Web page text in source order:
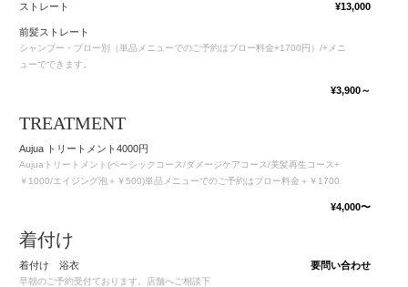
ストレート ¥13,000
前髪ストレート
シャンプー・ブロー別（単品メニューでのご予約はブロー料金+1700円）/+メニ
ューでできます。
¥3,900～
TREATMENT
Aujua トリートメント4000円
Aujuaトリートメント(ベーシックコース/ダメージケアコース/美髪再生コース+
￥1000/エイジング泡＋￥500)単品メニューでのご予約はブロー料金＋￥1700
¥4,000〜
着付け
着付け 浴衣
早朝のご予約受付ております。店舗へご相談下
要問い合わせ